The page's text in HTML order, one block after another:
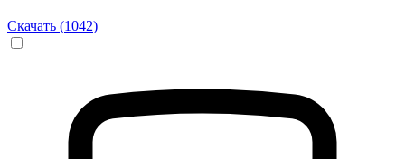
Скачать (1042)